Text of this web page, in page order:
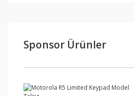
Sponsor Ürünler